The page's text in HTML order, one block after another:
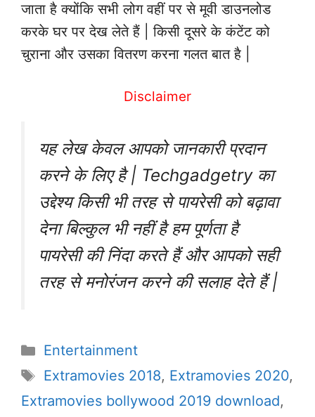
जाता है क्योंकि सभी लोग वहीं पर से मूवी डाउनलोड
करके घर पर देख लेते हैं | किसी दूसरे के कंटेंट को
चुराना और उसका वितरण करना गलत बात है |
Disclaimer
यह लेख केवल आपको जानकारी प्रदान
करने के लिए है | Techgadgetry का
उद्देश्य किसी भी तरह से पायरेसी को बढ़ावा
देना बिल्कुल भी नहीं है हम पूर्णता है
पायरेसी की निंदा करते हैं और आपको सही
तरह से मनोरंजन करने की सलाह देते हैं |
Categories
Entertainment
Tags
Extramovies 2018, Extramovies 2020,
Extramovies bollywood 2019 download,